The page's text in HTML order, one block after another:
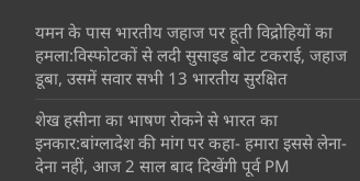
यमन के पास भारतीय जहाज पर हूती विद्रोहियों का
हमला:विस्फोटकों से लदी सुसाइड बोट टकराई, जहाज
डूबा, उसमें सवार सभी 13 भारतीय सुरक्षित
शेख हसीना का भाषण रोकने से भारत का
इनकार:बांग्लादेश की मांग पर कहा- हमारा इससे लेना-
देना नहीं, आज 2 साल बाद दिखेंगी पूर्व PM